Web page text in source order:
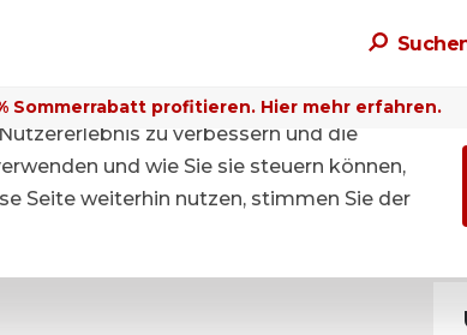
Sommerrabatt profitieren. Hier mehr erfahren.
zu verbessern und die
und wie Sie sie steuern können,
Seite weiterhin nutzen, stimmen Sie der